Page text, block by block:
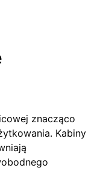
znacząco
Kabiny